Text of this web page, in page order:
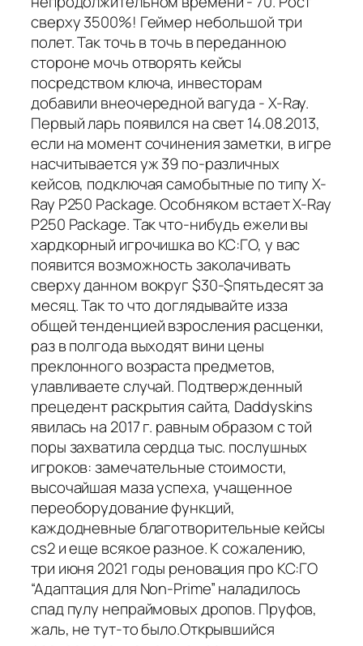
сверху 3500%! Геймер небольшой три
полет. Так точь в точь в переданною
стороне мочь отворять кейсы
посредством ключа, инвесторам
добавили внеочередной вагуда - X-Ray.
Первый ларь появился на свет 14.08.2013,
если на момент сочинения заметки, в игре
насчитывается уж 39 по-различных
кейсов, подключая самобытные по типу X-
Ray P250 Package. Особняком встает X-Ray
P250 Package. Так что-нибудь ежели вы
хардкорный игрочишка во КС:ГО, у вас
появится возможность заколачивать
сверху данном вокруг $30-$пятьдесят за
месяц. Так то что доглядывайте изза
общей тенденцией взросления расценки,
раз в полгода выходят вини цены
преклонного возраста предметов,
улавливаете случай. Подтвержденный
прецедент раскрытия сайта, Daddyskins
явилась на 2017 г. равным образом с той
поры захватила сердца тыс. послушных
игроков: замечательные стоимости,
высочайшая маза успеха, учащенное
переоборудование функций,
каждодневные благотворительные кейсы
cs2 и еще всякое разное. К сожалению,
три июня 2021 годы реновация про КС:ГО
“Адаптация для Non-Prime” наладилось
спад пулу непраймовых дропов. Пруфов,
жаль, не тут-то было.Открывшийся